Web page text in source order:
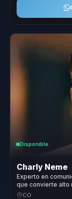
Disponible
Charly Neme
Experto en
que convierte alto
claros e
CO